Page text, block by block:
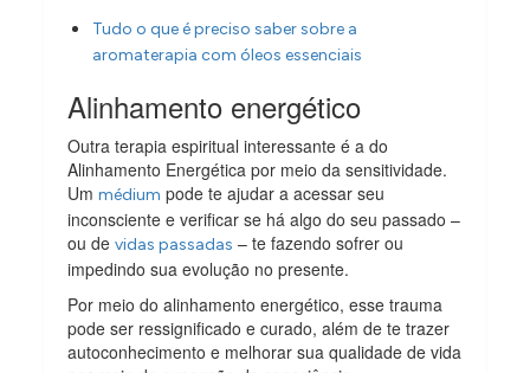
Tudo o que é preciso saber sobre a
aromaterapia com óleos essenciais
Alinhamento energético
Outra terapia espiritual interessante é a do
Alinhamento Energética por meio da sensitividade.
Ummédium pode te ajudar a acessar seu
inconsciente e verificar se há algo do seu passado –
ou devidas passadas – te fazendo sofrer ou
impedindo sua evolução no presente.
Por meio do alinhamento energético, esse trauma
pode ser ressignificado e curado, além de te trazer
autoconhecimento e melhorar sua qualidade de vida